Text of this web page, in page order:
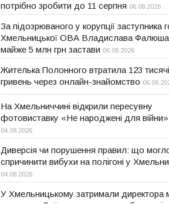
потрібно зробити до 11 серпня 06.08.2026
За підозрюваного у корупції заступника
Хмельницької ОВА Владислава Фалюша
майже 5 млн грн застави 06.08.2026
Жителька Полонного втратила 123 тисячі
гривень через онлайн-знайомство
На Хмельниччині відкрили пересувну
фотовиставку «Не народжені для війни»
04.08.2026
Диверсія чи порушення правил: що
спричинити вибухи на полігоні у
04.08.2026
У Хмельницькому затримали директора